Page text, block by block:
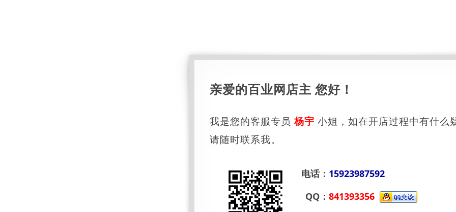
亲爱的百业网店主 您好！
我是您的客服专员杨宇 小姐，如在开店过程中有什么
请随时联系我。
电话： 15923987592
QQ： 841393356